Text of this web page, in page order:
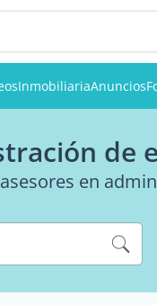
InmobiliariaAnuncios
de
en